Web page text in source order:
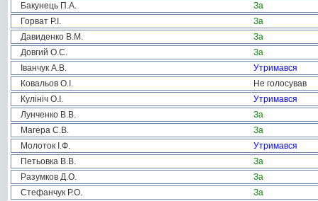
Бакунець П.А.
За
Горват Р.І.
За
Давиденко В.М.
За
Довгий О.С.
За
Іванчук А.В.
Утримався
Ковальов О.І.
Не голосував
Кулініч О.І.
Утримався
Лунченко В.В.
За
Магера С.В.
За
Молоток І.Ф.
Утримався
Петьовка В.В.
За
Разумков Д.О.
За
Стефанчук Р.О.
За